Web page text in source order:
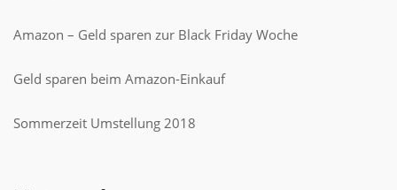
Amazon – Geld sparen zur Black Friday Woche
Geld sparen beim Amazon-Einkauf
Sommerzeit Umstellung 2018